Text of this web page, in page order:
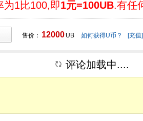
1比100,即1元=100UB.有任
售价： 12000 UB 如何获得U币？ [充值]
评论加载中....